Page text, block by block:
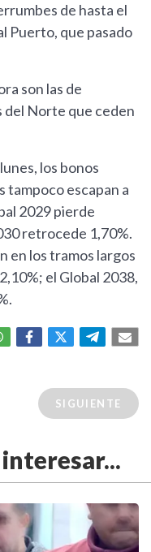
de hasta el
Puerto, que pasado
son las de
del Norte que ceden
los bonos
tampoco escapan a
2029 pierde
retrocede 1,70%.
en los tramos largos
el Global 2038,
SIGUIENTE